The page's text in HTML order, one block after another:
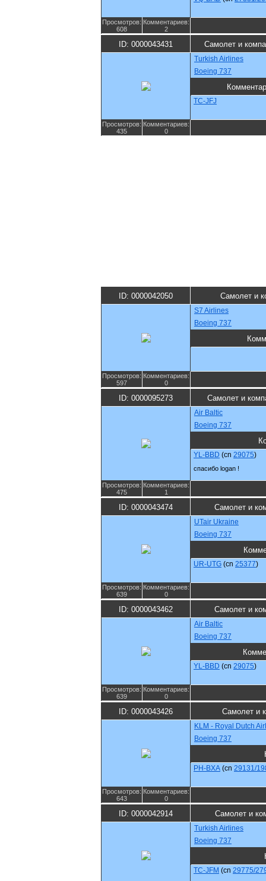
Просмотров:
608
Комментариев:
2
ID: 0000043431 Самолет и
Turkish Airlines
Boeing 737
TC-JFJ
Просмотров:
435
Комментариев:
0
ID: 0000042050 Самолет и
S7 Airlines
Boeing 737
Просмотров:
597
Комментариев:
0
ID: 0000095273 Самолет и
Air Baltic
Boeing 737
YL-BBD (cn 29075)
спасибо logan !
Просмотров:
475
Комментариев:
1
ID: 0000043474 Самолет и
UTair Ukraine
Boeing 737
UR-UTG (cn 25377)
Просмотров:
639
Комментариев:
0
ID: 0000043462 Самолет и
Air Baltic
Boeing 737
YL-BBD (cn 29075)
Просмотров:
639
Комментариев:
0
ID: 0000043426 Самолет и
KLM - Royal Dutch
Boeing 737
PH-BXA (cn 29131/
Просмотров:
643
Комментариев:
0
ID: 0000042914 Самолет и
Turkish Airlines
Boeing 737
TC-JFM (cn 29775/